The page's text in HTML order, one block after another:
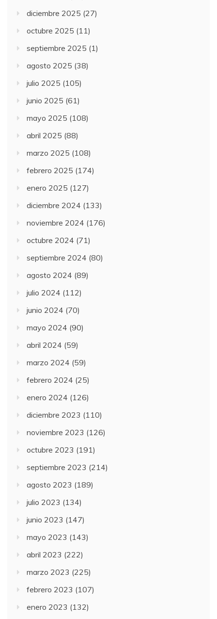
diciembre 2025 (27)
octubre 2025 (11)
septiembre 2025 (1)
agosto 2025 (38)
julio 2025 (105)
junio 2025 (61)
mayo 2025 (108)
abril 2025 (88)
marzo 2025 (108)
febrero 2025 (174)
enero 2025 (127)
diciembre 2024 (133)
noviembre 2024 (176)
octubre 2024 (71)
septiembre 2024 (80)
agosto 2024 (89)
julio 2024 (112)
junio 2024 (70)
mayo 2024 (90)
abril 2024 (59)
marzo 2024 (59)
febrero 2024 (25)
enero 2024 (126)
diciembre 2023 (110)
noviembre 2023 (126)
octubre 2023 (191)
septiembre 2023 (214)
agosto 2023 (189)
julio 2023 (134)
junio 2023 (147)
mayo 2023 (143)
abril 2023 (222)
marzo 2023 (225)
febrero 2023 (107)
enero 2023 (132)